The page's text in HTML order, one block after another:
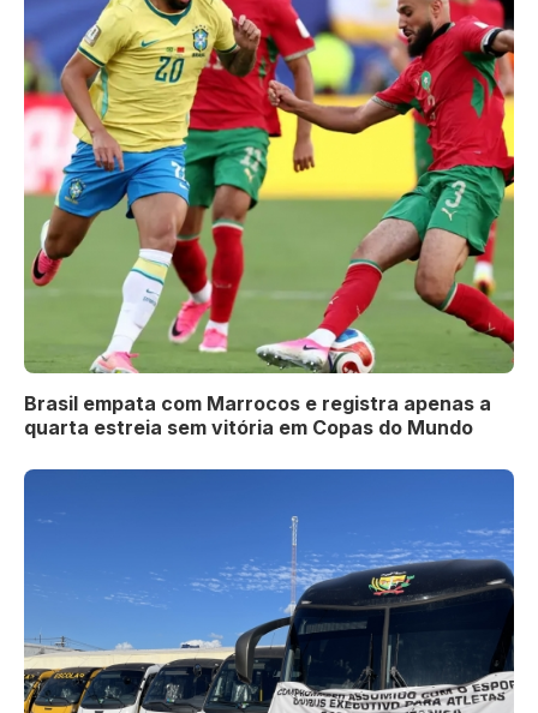
Brasil empata com Marrocos e registra apenas a
quarta estreia sem vitória em Copas do Mundo